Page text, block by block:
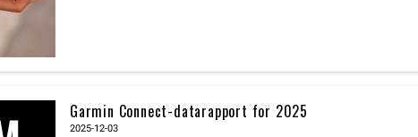
Garmin Connect-datarapport for 2025
2025-12-03